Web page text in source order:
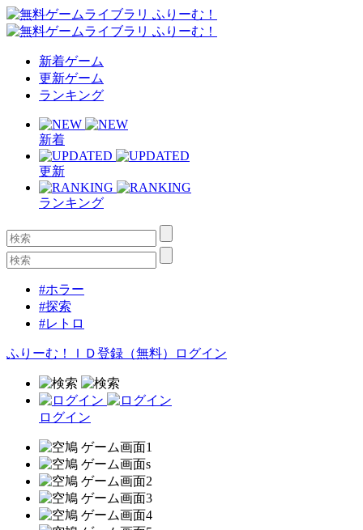
新着ゲーム
更新ゲーム
ランキング
新着
更新
ランキング
#ホラー
#探索
#レトロ
ふりーむ！ＩＤ登録（無料） ログイン
ログイン